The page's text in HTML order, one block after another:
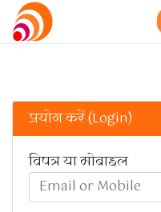
प्रयोग करें (Login)
विपत्र या मोबाइल